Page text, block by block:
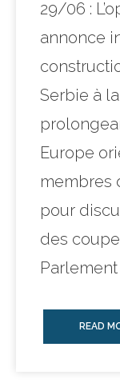
29/06 :
annonce
Serbie à
Europe
membres
pour
des
Parlement
READ